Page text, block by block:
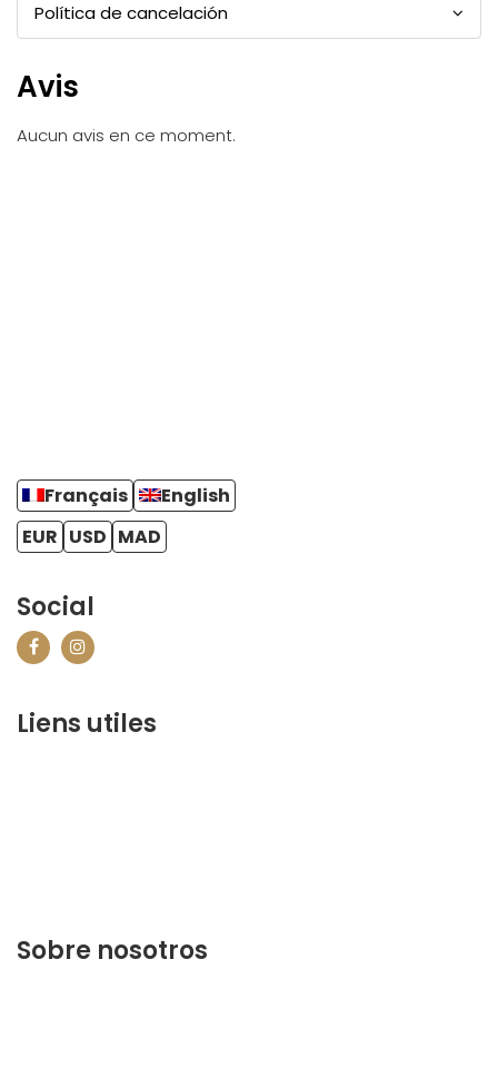
Política de cancelación
Avis
Aucun avis en ce moment.
Français
English
EUR USD MAD
Social
Liens utiles
Sobre nosotros